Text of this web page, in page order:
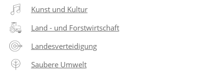
Kunst und Kultur
Land - und Forstwirtschaft
Landesverteidigung
Saubere Umwelt